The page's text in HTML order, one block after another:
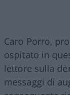
Caro Porro,
ospitato in
lettore sulla
messaggi di